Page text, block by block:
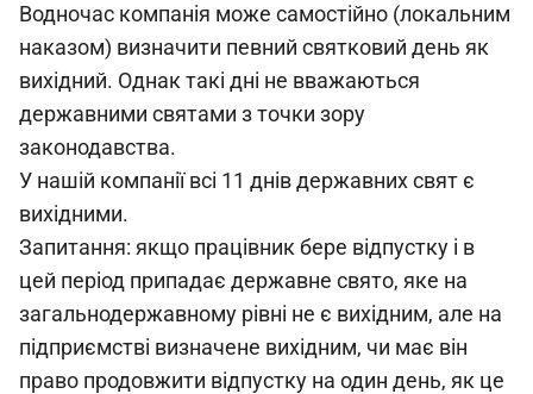
Водночас компанія може самостійно (локальним
наказом) визначити певний святковий день як
вихідний. Однак такі дні не вважаються
державними святами з точки зору
законодавства.
У нашій компанії всі 11 днів державних свят є
вихідними.
Запитання: якщо працівник бере відпустку і в
цей період припадає державне свято, яке на
загальнодержавному рівні не є вихідним, але на
підприємстві визначене вихідним, чи має він
право продовжити відпустку на один день, як це